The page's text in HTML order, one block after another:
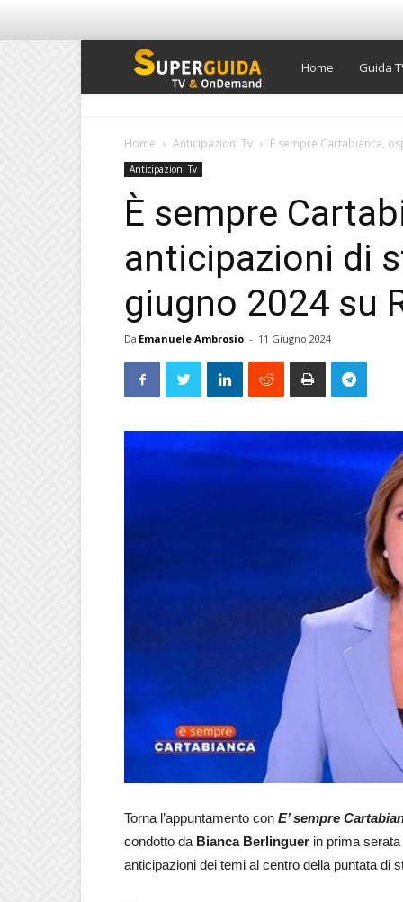
Super
Home Guida
Home Anticipazioni Tv È sempre Cartabianca,
Anticipazioni Tv
È sempre
anticipazioni di
giugno 2024 su
Da Emanuele Ambrosio - 11 Giugno 2024
Torna l’appuntamento con E’ sempre
condotto da Bianca Berlinguer in prima
anticipazioni dei temi al centro della puntata di